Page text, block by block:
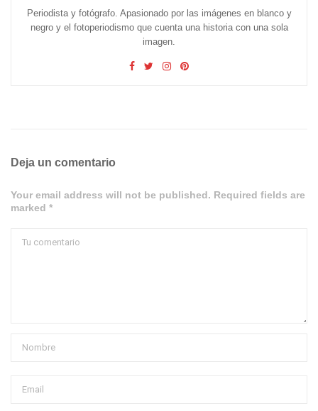
Periodista y fotógrafo. Apasionado por las imágenes en blanco y
negro y el fotoperiodismo que cuenta una historia con una sola
imagen.
Deja un comentario
Your email address will not be published. Required fields are
marked *